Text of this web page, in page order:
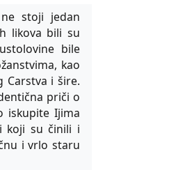
stoji jedan
likova bili su
bile
kao
Carstva i šire.
priči o
iskupite Ijima
koji su činili i
i vrlo staru